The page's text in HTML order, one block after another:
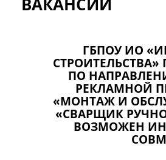
ГБПОУ ИО
ПО
РЕКЛАМНОЙ
«МОНТАЖ И
«СВАРЩИК
ВОЗМОЖЕН